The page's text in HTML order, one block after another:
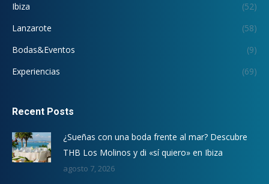
Ibiza
(52)
Lanzarote
(58)
Bodas&Eventos
(9)
Experiencias
(69)
Recent Posts
¿Sueñas con una boda frente al mar? Descubre
THB Los Molinos y di «sí quiero» en Ibiza
agosto 7, 2026